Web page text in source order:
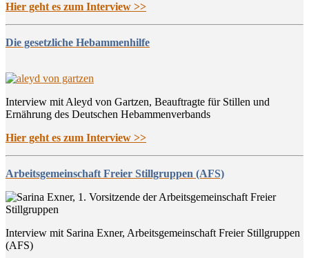
Hier geht es zum Interview >>
Die gesetzliche Hebammenhilfe
Interview mit Aleyd von Gartzen, Beauftragte für Stillen und
Ernährung des Deutschen Hebammenverbands
Hier geht es zum Interview >>
Arbeitsgemeinschaft Freier Stillgruppen (AFS)
Interview mit Sarina Exner, Arbeitsgemeinschaft Freier Stillgruppen
(AFS)